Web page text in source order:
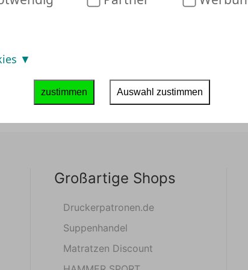
Großartige Shops
Druckerpatronen.de
Suppenhandel
Matratzen Discount
zustimmen Auswahl zustimmen